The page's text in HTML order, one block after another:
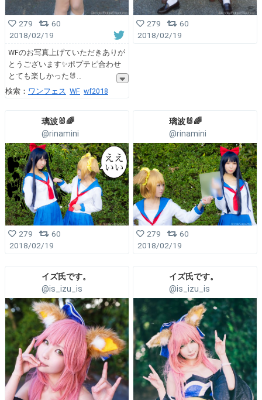
279
60
2018/02/19
WFのお写真上げていただきありが
とうございます✨ポプテピ合わせ
とても楽しかった🐰
検索： ワンフェス WF wf2018
279
60
2018/02/19
璃波🐰🌈
@rinamini
279
60
2018/02/19
璃波🐰🌈
@rinamini
279
60
2018/02/19
イズ氏です。
@is_izu_is
イズ氏です。
@is_izu_is